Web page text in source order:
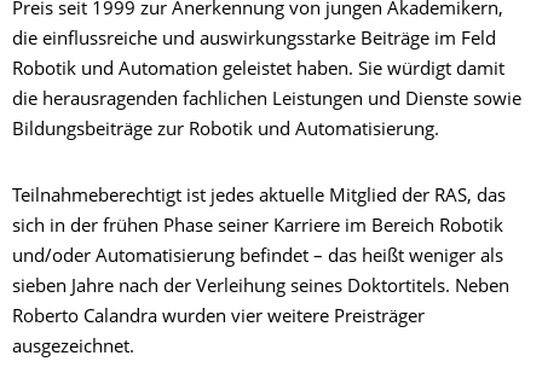
Preis seit 1999 zur Anerkennung von jungen Akademikern,
die einflussreiche und auswirkungsstarke Beiträge im Feld
Robotik und Automation geleistet haben. Sie würdigt damit
die herausragenden fachlichen Leistungen und Dienste sowie
Bildungsbeiträge zur Robotik und Automatisierung.
Teilnahmeberechtigt ist jedes aktuelle Mitglied der RAS, das
sich in der frühen Phase seiner Karriere im Bereich Robotik
und/oder Automatisierung befindet – das heißt weniger als
sieben Jahre nach der Verleihung seines Doktortitels. Neben
Roberto Calandra wurden vier weitere Preisträger
ausgezeichnet.